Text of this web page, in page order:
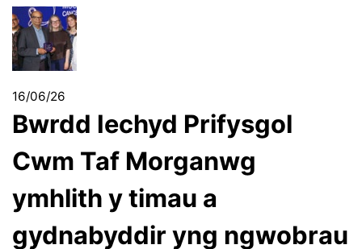
16/06/26
Bwrdd Iechyd Prifysgol
Cwm Taf Morganwg
ymhlith y timau a
gydnabyddir yng ngwobrau